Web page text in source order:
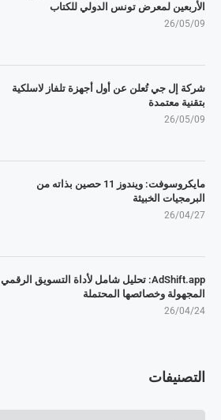
الأربعين لمعرض تونس الدولي للكتاب
26/05/09
شركة إل جي تُعلن عن أول أجهزة تلفاز لاسلكية
بتقنية معتمدة
26/05/09
مايكروسوفت: ويندوز 11 حصين بذاته من
البرمجيات الخبيثة
26/04/27
AdShift.app: تحليل شامل لأداة التسويق الرقمي
المجهولة وخصائصها المحتملة
26/04/24
التصنيفات